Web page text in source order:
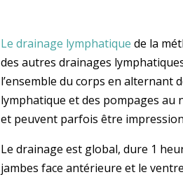
Le drainage lymphatique de la
des autres drainages
l’ensemble du corps en alternant
lymphatique et des pompages au
et peuvent parfois être
Le drainage est global, dure 1
jambes face antérieure et le